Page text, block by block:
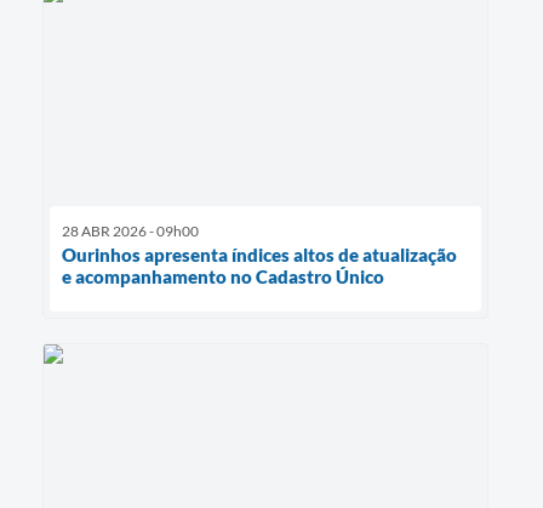
28 ABR 2026 - 09h00
Ourinhos apresenta índices altos de atualização
e acompanhamento no Cadastro Único